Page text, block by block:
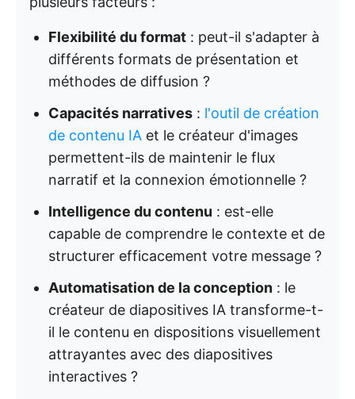
Flexibilité du format : peut-il s'adapter à
différents formats de présentation et
méthodes de diffusion ?
Capacités narratives : l'outil de création
de contenu IA et le créateur d'images
permettent-ils de maintenir le flux
narratif et la connexion émotionnelle ?
Intelligence du contenu : est-elle
capable de comprendre le contexte et de
structurer efficacement votre message ?
Automatisation de la conception : le
créateur de diapositives IA transforme-t-
il le contenu en dispositions visuellement
attrayantes avec des diapositives
interactives ?